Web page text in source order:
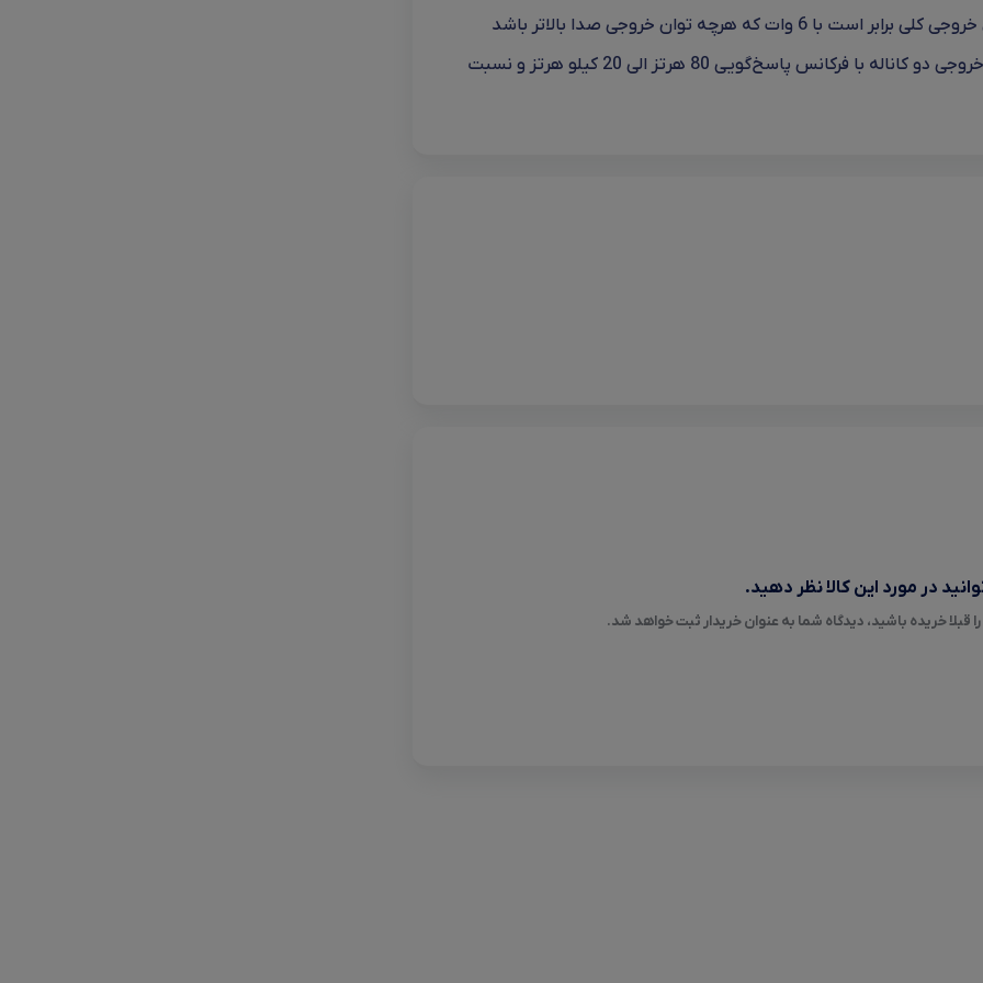
به راحتی صدای تولید شده از آن را مدیریت کند. حداکثر توان خروجی کلی برابر است با 6 وات که هرچه توان خروجی صدا بالاتر باشد
صدای تولید شده بلندتر و با کیفیت تر می باشد. این باند با خروجی دو کاناله با فرکانس پاسخ‌گویی 80 هرتز الی 20 کیلو هرتز و نسبت
در مورد این کالا نظر دهید.
قبلا خریده باشید، دیدگاه شما به عنوان خریدار ثبت خواهد شد.